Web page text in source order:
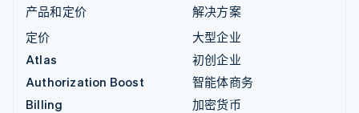
产品和定价
定价
Atlas
Authorization Boost
Billing
解决方案
大型企业
初创企业
智能体商务
加密货币